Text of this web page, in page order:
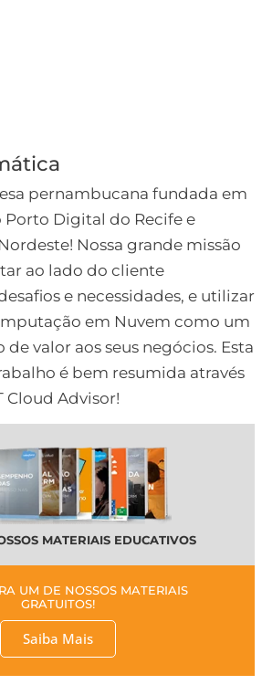
pernambucana fundada em
Porto Digital do Recife e
Nossa grande missão
ao lado do cliente
e necessidades, e utilizar
em Nuvem como um
valor aos seus negócios. Esta
é bem resumida através
Cloud Advisor!
MATERIAIS EDUCATIVOS
UM DE NOSSOS MATERIAIS
GRATUITOS!
Saiba Mais